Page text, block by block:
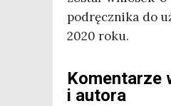
pod­ręcz­ni­ka do
2020 roku.
Komentarze
i autora